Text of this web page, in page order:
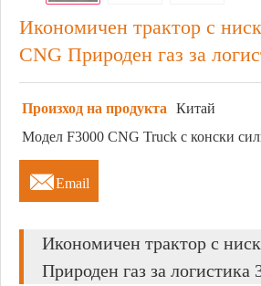
Икономичен трактор с
CNG Природен газ за
Произход на продукта
Китай
Модел F3000 CNG Truck с конски
Email
Икономичен трактор с
Природен газ за логистика